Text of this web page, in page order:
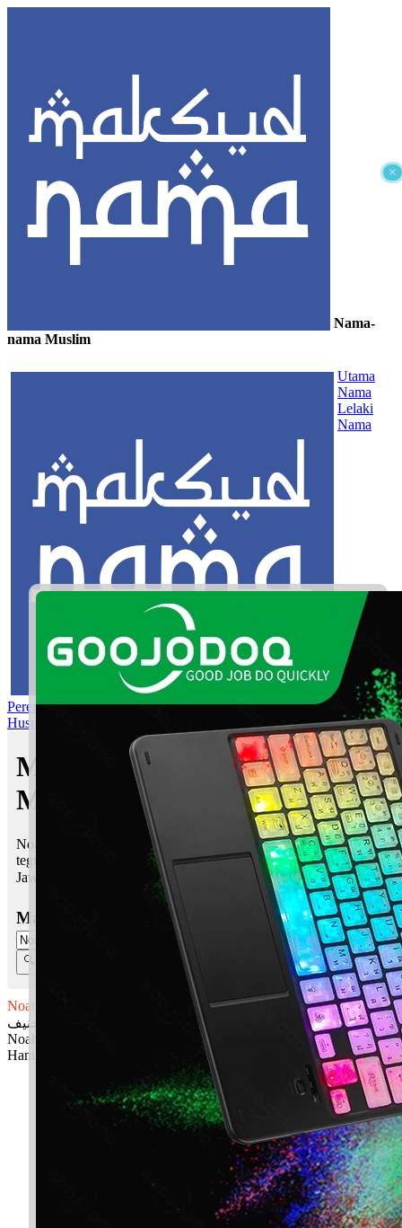
×
Nama-
nama Muslim
Utama
Nama
Lelaki
Nama
Perempuan Nama Pilihan Nama Gabungan Nama Rasul
Asma’ul
Husna
Maksud nama Noah Hanif |
Maksud Nama dalam Islam
Noah Hanif bermaksud Nama nabi, selesa, mudah; Muslim yang
teguh, yang lurus, bersih, suci
Jawi:
Masukkan Nama:
Noah Hanif
نوح حنيف
Noah: Nama nabi, selesa, mudah
Hanif: Muslim yang teguh, yang lurus, bersih, suci
✚ Baju Baby Custom Nama 'Noah Hanif'